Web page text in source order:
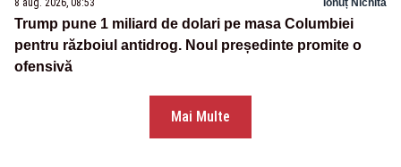
8 aug. 2026, 08:53 Ionuț Nichita
Trump pune 1 miliard de dolari pe masa Columbiei
pentru războiul antidrog. Noul președinte promite o
ofensivă
Mai Multe